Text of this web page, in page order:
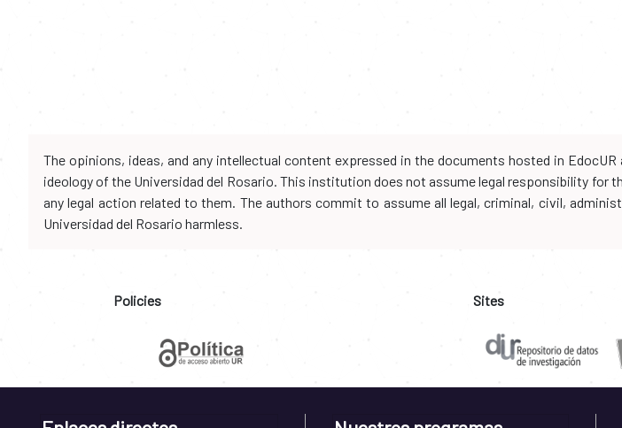
The opinions, ideas, and any intellectual content expressed in the documents hosted in
ideology of the Universidad del Rosario. This institution does not assume legal responsibility
any legal action related to them. The authors commit to assume all legal, criminal, civil,
Universidad del Rosario harmless.
Policies Sites